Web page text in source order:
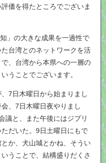
価を得たところでございま
」の大きな成果を一過性で
台湾とのネットワークを活
、台湾から本県への一層の
うことでございます。
7日木曜日から始まりまし
、7日木曜日夜やりまし
議と、また午後にはジブリ
だいた。9日土曜日にもで
か、犬山城とかね、そうい
うことで、結構盛りだくさ